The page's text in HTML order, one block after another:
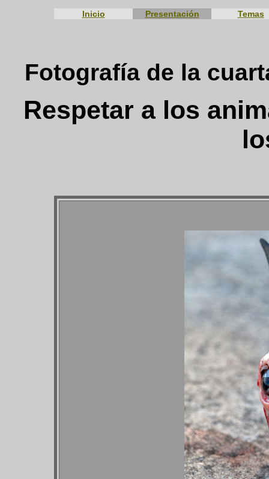
Inicio Presentación Temas
Fotografía de la
Respetar a los